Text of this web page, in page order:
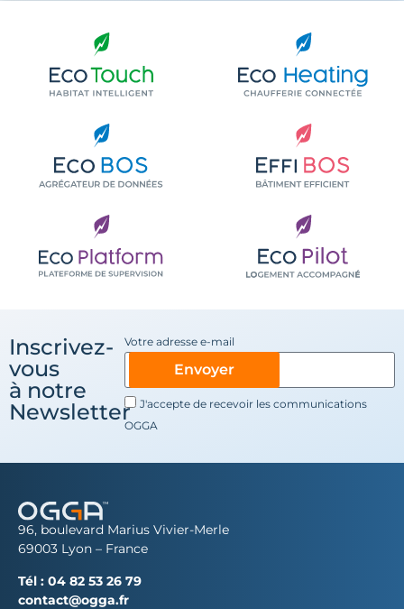
Inscrivez-
vous
à notre
Newsletter
Votre adresse e-mail
J'accepte de recevoir les communications
OGGA
Envoyer
96, boulevard Marius Vivier-Merle
69003 Lyon – France
Tél : 04 82 53 26 79
contact@ogga.fr